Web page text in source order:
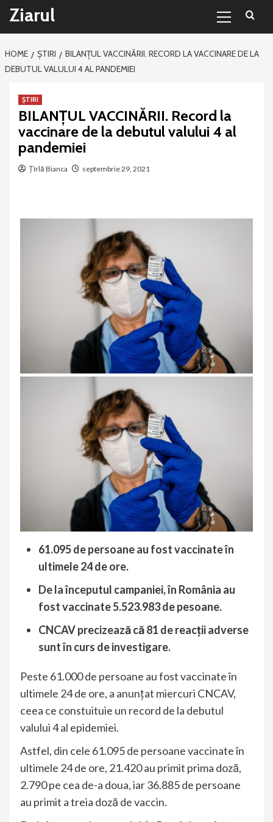
Sari
conținut
Ziarul
Menu
HOME ȘTIRI
BILANȚUL VACCINĂRII. RECORD LA VACCINARE DE LA
DEBUTUL VALULUI 4 AL PANDEMIEI
ȘTIRI
BILANȚUL VACCINĂRII. Record la
vaccinare de la debutul valului 4 al
pandemiei
Țîrlă Bianca septembrie 29, 2021
61.095 de persoane au fost vaccinate în
ultimele 24 de ore.
De la începutul campaniei, în România au
fost vaccinate 5.523.983 de pesoane.
CNCAV precizează că 81 de reacții adverse
sunt în curs de investigare.
Peste 61.000 de persoane au fost vaccinate în
ultimele 24 de ore, a anunțat miercuri CNCAV,
ceea ce constuituie un record de la debutul
valului 4 al epidemiei.
Astfel, din cele 61.095 de persoane vaccinate în
ultimele 24 de ore, 21.420 au primit prima doză,
2.790 pe cea de-a doua, iar 36.885 de persoane
au primit a treia doză de vaccin.